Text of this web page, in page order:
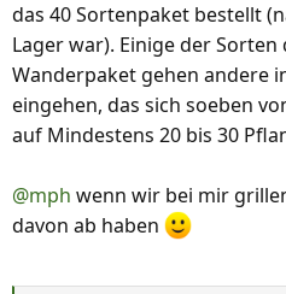
n
:
das 40 Sortenpaket bestellt
Lager war). Einige der
Wanderpaket gehen andere
eingehen, das sich soeben
auf Mindestens 20 bis 30
@mph wenn wir bei mir
davon ab haben